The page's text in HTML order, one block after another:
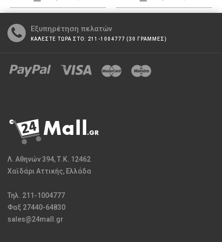
Εξυπηρέτηση πελατών
ΚΑΛΕΣΤΕ ΤΩΡΑ ΣΤΟ: 211-1004777 (30 ΓΡΑΜΜΕΣ)
Λ. Αθηνών 394, Τ.Κ. 12462
Χαϊδάρι Αττικής, Ελλάδα
Τηλ. 211-1004777
Φαξ 27440-64830
sales@24mall.gr